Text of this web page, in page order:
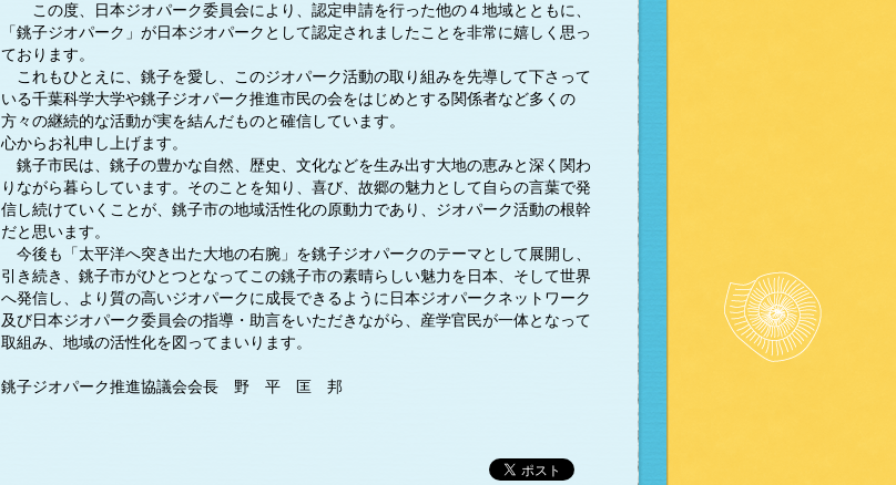
この度、日本ジオパーク委員会により、認定申請を行った他の４地域とともに、
「銚子ジオパーク」が日本ジオパークとして認定されましたことを非常に嬉しく思っ
ております。
これもひとえに、銚子を愛し、このジオパーク活動の取り組みを先導して下さって
いる千葉科学大学や銚子ジオパーク推進市民の会をはじめとする関係者など多くの
方々の継続的な活動が実を結んだものと確信しています。
心からお礼申し上げます。
銚子市民は、銚子の豊かな自然、歴史、文化などを生み出す大地の恵みと深く関わ
りながら暮らしています。そのことを知り、喜び、故郷の魅力として自らの言葉で発
信し続けていくことが、銚子市の地域活性化の原動力であり、ジオパーク活動の根幹
だと思います。
今後も「太平洋へ突き出た大地の右腕」を銚子ジオパークのテーマとして展開し、
引き続き、銚子市がひとつとなってこの銚子市の素晴らしい魅力を日本、そして世界
へ発信し、より質の高いジオパークに成長できるように日本ジオパークネットワーク
及び日本ジオパーク委員会の指導・助言をいただきながら、産学官民が一体となって
取組み、地域の活性化を図ってまいります。
銚子ジオパーク推進協議会会長 野 平 匡 邦